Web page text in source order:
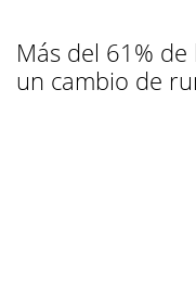
Más del 61%
un cambio de